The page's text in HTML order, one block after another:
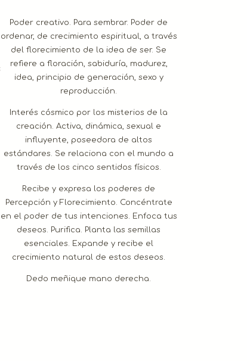
Poder creativo. Para sembrar. Poder de
ordenar, de crecimiento espiritual, a través
del florecimiento de la idea de ser. Se
refiere a floración, sabiduría, madurez,
idea, principio de generación, sexo y
reproducción.
Interés cósmico por los misterios de la
creación. Activa, dinámica, sexual e
influyente, poseedora de altos
estándares. Se relaciona con el mundo a
través de los cinco sentidos físicos.
Recibe y expresa los poderes de
Percepción y Florecimiento. Concéntrate
en el poder de tus intenciones. Enfoca tus
deseos. Purifica. Planta las semillas
esenciales. Expande y recibe el
crecimiento natural de estos deseos.
Dedo meñique mano derecha.